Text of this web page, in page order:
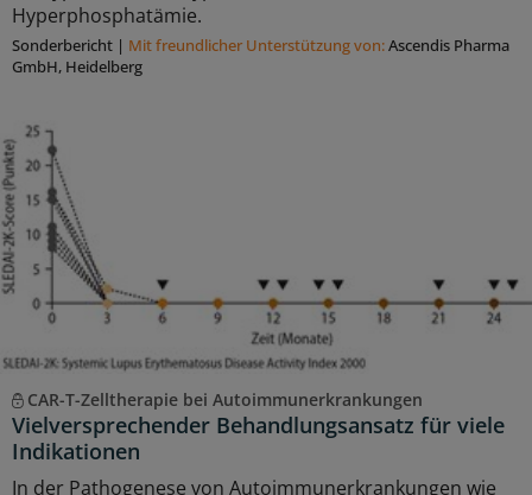
Hyperphosphatämie.
Sonderbericht | Mit freundlicher Unterstützung von:Ascendis Pharma
GmbH, Heidelberg
CAR-T-Zelltherapie bei Autoimmunerkrankungen
Vielversprechender Behandlungsansatz für viele
Indikationen
In der Pathogenese von Autoimmunerkrankungen wie